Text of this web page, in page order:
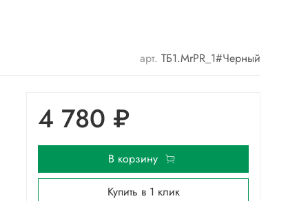
арт. ТБ1.MrPR_1#Черный
4 780 ₽
В корзину
Купить в 1 клик